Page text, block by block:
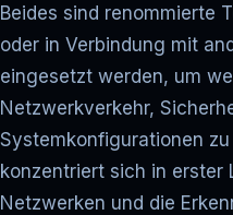
Beides sind renommierte
oder in Verbindung mit
eingesetzt werden, um
Netzwerkverkehr,
Systemkonfigurationen
konzentriert sich in erster
Netzwerken und die